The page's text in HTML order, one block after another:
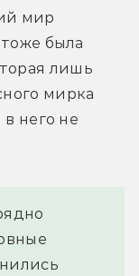
мир
тоже была
лишь
мирка
в него не